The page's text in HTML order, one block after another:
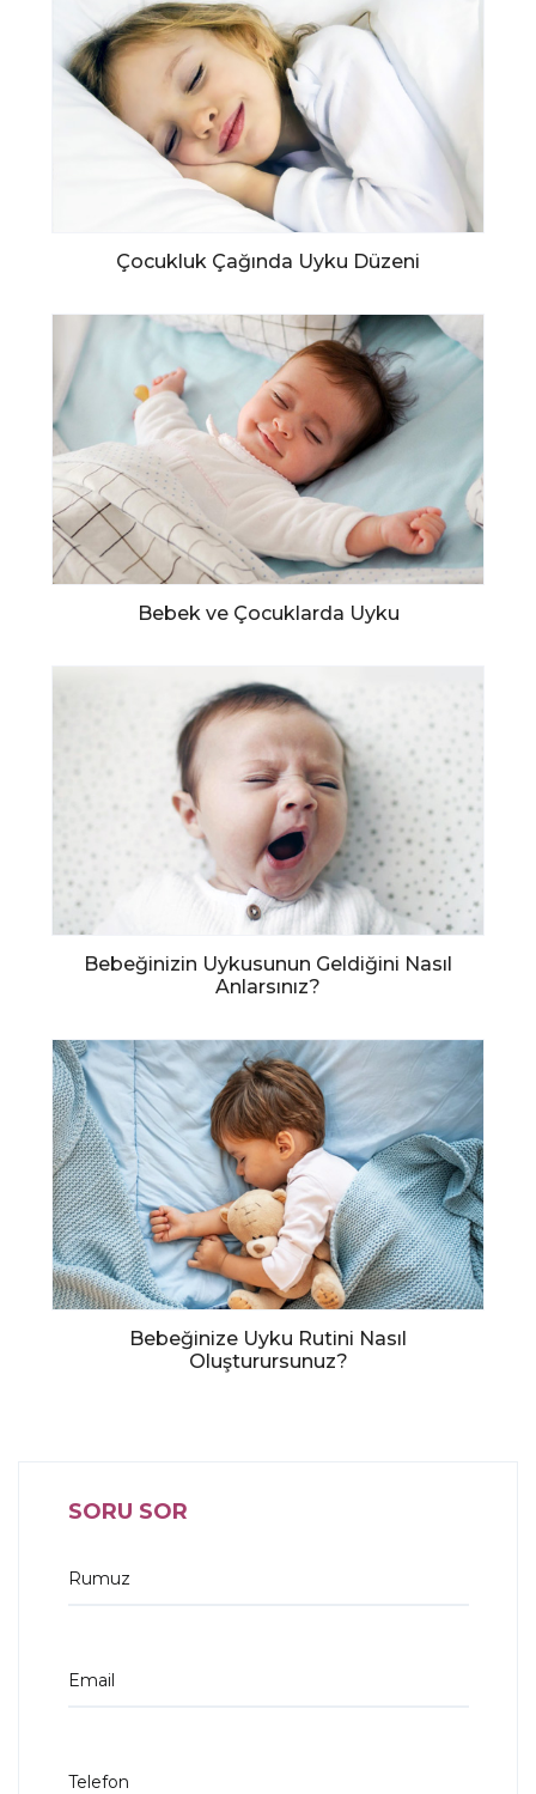
Çocukluk Çağında Uyku Düzeni
Bebek ve Çocuklarda Uyku
Bebeğinizin Uykusunun Geldiğini Nasıl
Anlarsınız?
Bebeğinize Uyku Rutini Nasıl
Oluşturursunuz?
SORU SOR
Rumuz
Email
Telefon